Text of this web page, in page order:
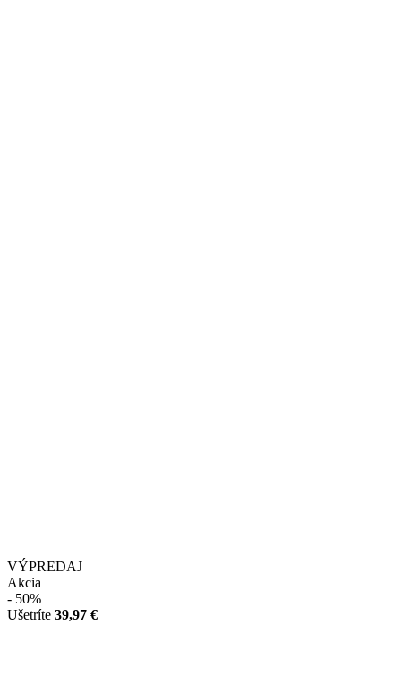
VÝPREDAJ
Akcia
- 50%
Ušetríte 39,97 €